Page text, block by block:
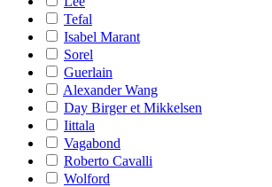
Tefal
Isabel Marant
Sorel
Guerlain
Alexander Wang
Day Birger et Mikkelsen
Iittala
Vagabond
Roberto Cavalli
Wolford